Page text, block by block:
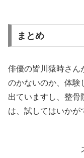
まとめ
俳優の皆川猿時さん
のかないのか、体験
出ていますし、整骨
は、試してはいかが